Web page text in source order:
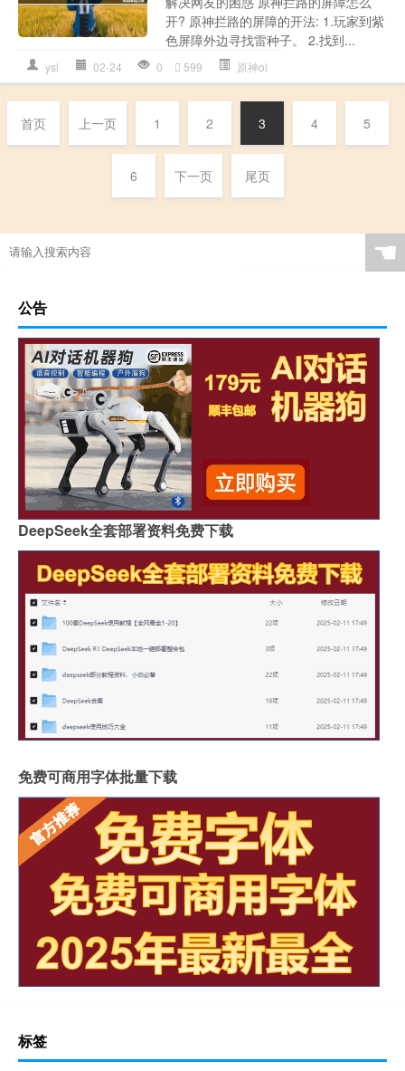
开? 原神拦路的屏障的开法: 1.玩家到紫
色屏障外边寻找雷种子。 2.找到...
ysl 02-24 0 599 原神ol
首页 上一页 1 2 3 4 5
6 下一页 尾页
☚
公告
DeepSeek全套部署资料免费下载
免费可商用字体批量下载
标签